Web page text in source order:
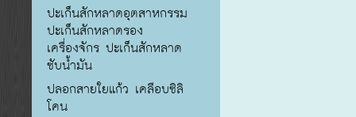
ปะเก็นสักหลาดอุตสาหกรรม
ปะเก็นสักหลาดรอง
เครื่องจักร ปะเก็นสักหลาด
ซับน้ำมัน
ปลอกสายใยแก้ว เคลือบซิลิ
โคน